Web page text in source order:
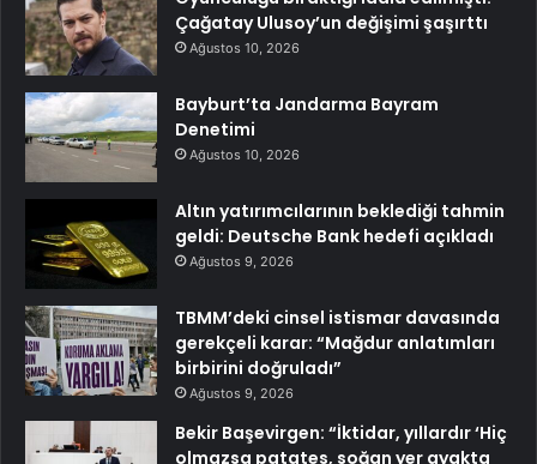
Çağatay Ulusoy’un değişimi şaşırttı
Ağustos 10, 2026
Bayburt’ta Jandarma Bayram
Denetimi
Ağustos 10, 2026
Altın yatırımcılarının beklediği tahmin
geldi: Deutsche Bank hedefi açıkladı
Ağustos 9, 2026
TBMM’deki cinsel istismar davasında
gerekçeli karar: “Mağdur anlatımları
birbirini doğruladı”
Ağustos 9, 2026
Bekir Başevirgen: “İktidar, yıllardır ‘Hiç
olmazsa patates, soğan yer ayakta